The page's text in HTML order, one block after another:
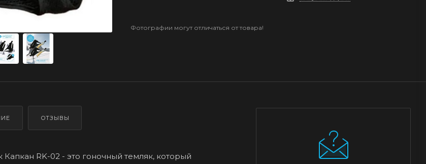
Фотографии могут отличаться от товара!
ОТЗЫВЫ
RK-02 - это гоночный темляк, который